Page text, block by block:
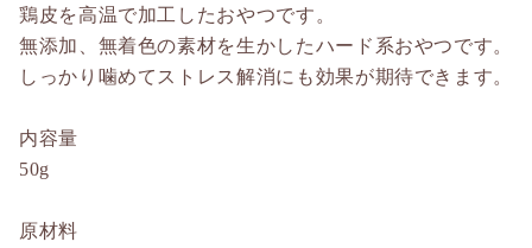
鶏皮を高温で加工したおやつです。
無添加、無着色の素材を生かしたハード系おやつです。
しっかり噛めてストレス解消にも効果が期待できます。
内容量
50g
原材料